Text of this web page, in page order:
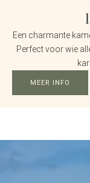
Een charmante
Perfect voor wie
MEER INFO